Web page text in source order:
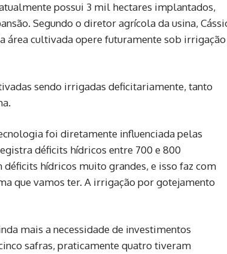
possui 3 mil hectares implantados,
Segundo o diretor agrícola da usina,
área cultivada opere futuramente sob irrigação
sendo irrigadas deficitariamente, tanto
foi diretamente influenciada pelas
déficits hídricos entre 700 e 800
hídricos muito grandes, e isso faz com
que vamos ter. A irrigação por gotejamento
mais a necessidade de investimentos
safras, praticamente quatro tiveram